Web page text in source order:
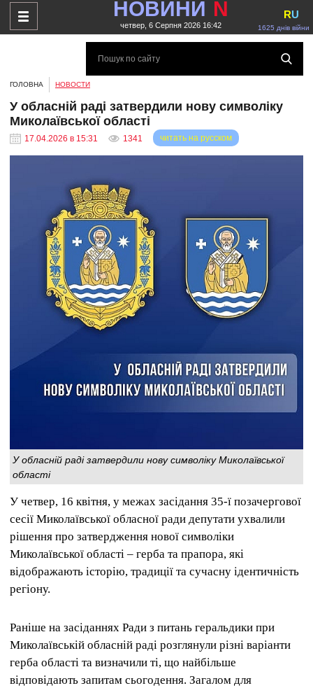
НОВИНИ N
четвер, 6 Серпня 2026 16:42 1625 днів війни
RU
ГОЛОВНА НОВОСТИ
У обласній раді затвердили нову символіку
Миколаївської області
17.04.2026 в 15:31 1341 читать на русском
У обласній раді затвердили нову символіку Миколаївської
області
У четвер, 16 квітня, у межах засідання 35-ї позачергової
сесії Миколаївської обласної ради депутати ухвалили
рішення про затвердження нової символіки
Миколаївської області – герба та прапора, які
відображають історію, традиції та сучасну ідентичність
регіону.
Раніше на засіданнях Ради з питань геральдики при
Миколаївській обласній раді розглянули різні варіанти
герба області та визначили ті, що найбільше
відповідають запитам сьогодення. Загалом для